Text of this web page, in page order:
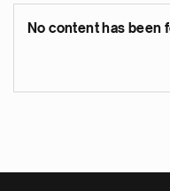
No content has been